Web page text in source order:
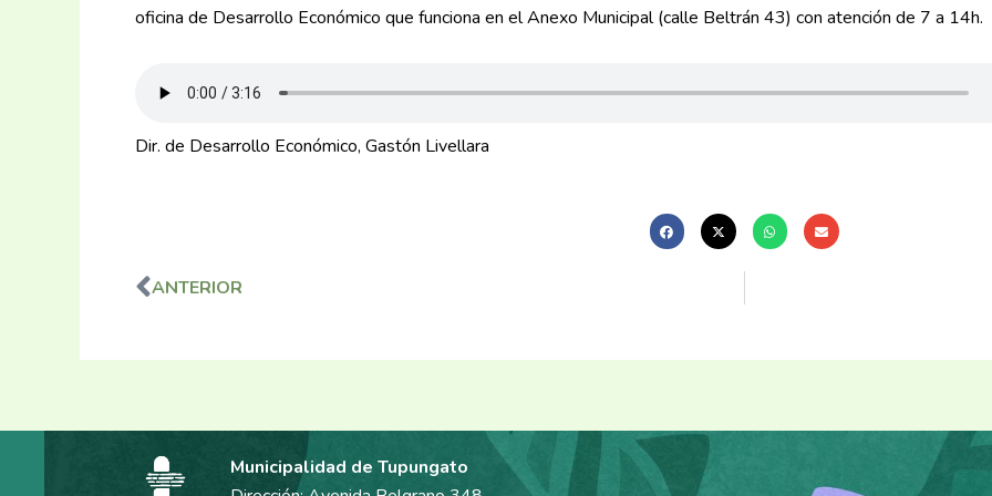
oficina de Desarrollo Económico que funciona en el Anexo Municipal (calle Beltrán 43) con atención de 7 a 14h.
Dir. de Desarrollo Económico, Gastón Livellara
Ant
ANTERIOR
Municipalidad de Tupungato